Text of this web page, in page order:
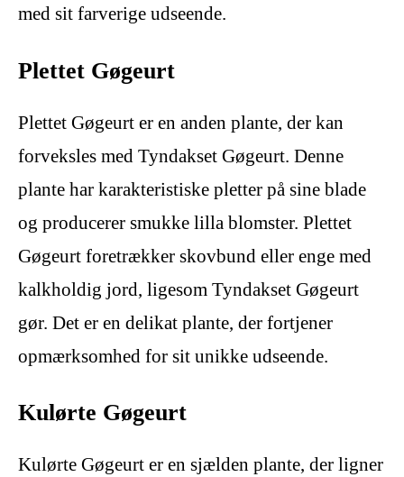
med sit farverige udseende.
Plettet Gøgeurt
Plettet Gøgeurt er en anden plante, der kan
forveksles med Tyndakset Gøgeurt. Denne
plante har karakteristiske pletter på sine blade
og producerer smukke lilla blomster. Plettet
Gøgeurt foretrækker skovbund eller enge med
kalkholdig jord, ligesom Tyndakset Gøgeurt
gør. Det er en delikat plante, der fortjener
opmærksomhed for sit unikke udseende.
Kulørte Gøgeurt
Kulørte Gøgeurt er en sjælden plante, der ligner